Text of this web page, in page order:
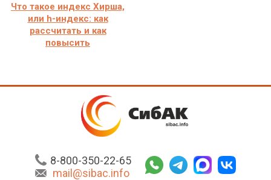
Что такое индекс Хирша,
или h-индекс: как
рассчитать и как
повысить
8-800-350-22-65
mail@sibac.info